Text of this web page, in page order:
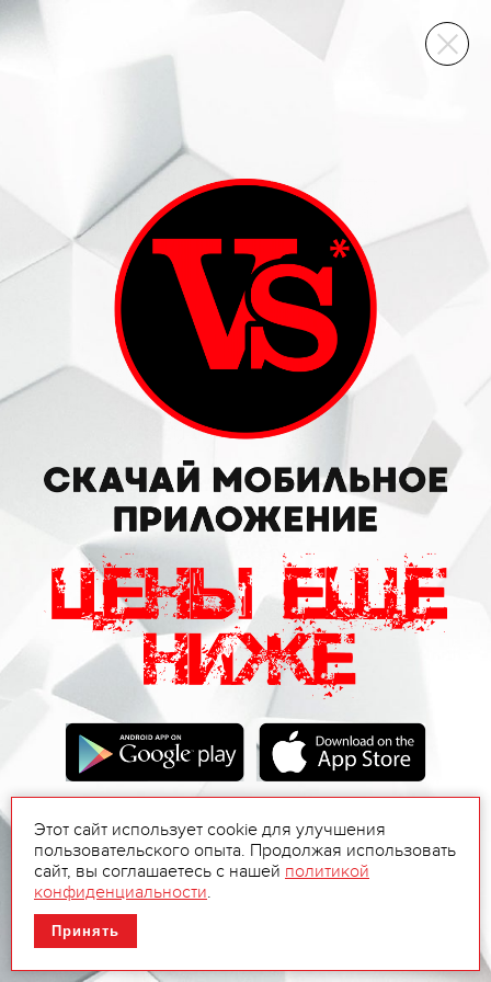
ВИННЫЙ СКЛАД
Этот сайт использует cookie для улучшения
пользовательского опыта. Продолжая использовать
сайт, вы соглашаетесь с нашей политикой
конфиденциальности.
Принять